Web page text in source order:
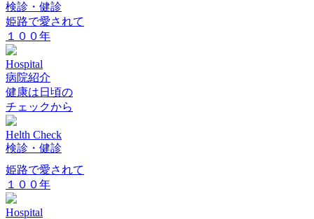
検診・健診
姫路で愛されて
１００年
Hospital
病院紹介
健康は日頃の
チェックから
Helth Check
検診・健診
姫路で愛されて
１００年
Hospital